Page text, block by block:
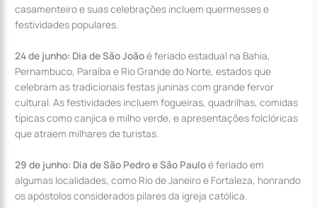
casamenteiro e suas celebrações incluem quermesses e
festividades populares.
24 de junho: Dia de São Joãoé feriado estadual na Bahia,
Pernambuco, Paraíba e Rio Grande do Norte, estados que
celebram as tradicionais festas juninas com grande fervor
cultural. As festividades incluem fogueiras, quadrilhas, comidas
típicas como canjica e milho verde, e apresentações folclóricas
que atraem milhares de turistas.
29 de junho: Dia de São Pedro e São Pauloé feriado em
algumas localidades, como Rio de Janeiro e Fortaleza, honrando
os apóstolos considerados pilares da igreja católica.